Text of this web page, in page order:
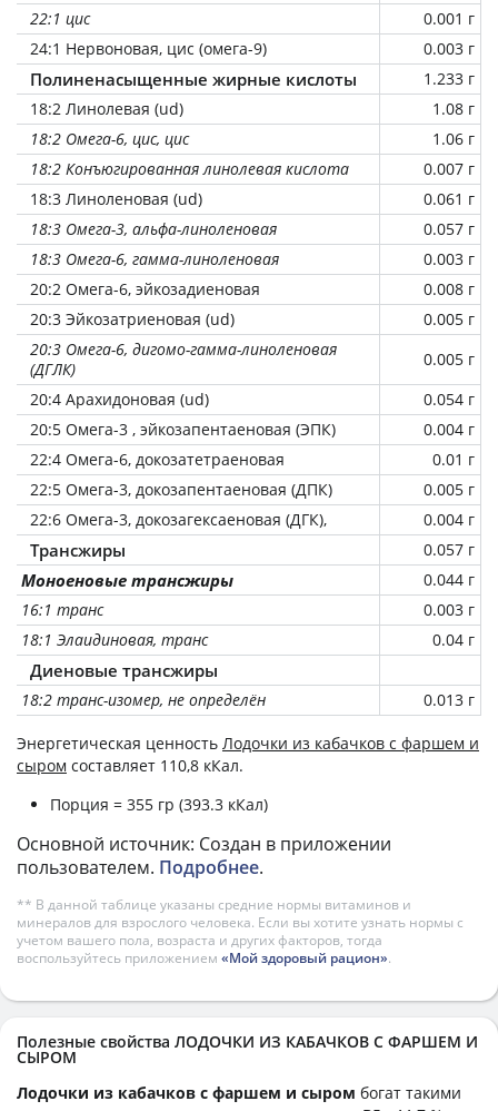
22:1 цис
0.001 г
24:1 Нервоновая, цис (омега-9)
0.003 г
Полиненасыщенные жирные кислоты
1.233 г
18:2 Линолевая (ud)
1.08 г
18:2 Омега-6, цис, цис
1.06 г
18:2 Конъюгированная линолевая кислота
0.007 г
18:3 Линоленовая (ud)
0.061 г
18:3 Омега-3, альфа-линоленовая
0.057 г
18:3 Омега-6, гамма-линоленовая
0.003 г
20:2 Омега-6, эйкозадиеновая
0.008 г
20:3 Эйкозатриеновая (ud)
0.005 г
20:3 Омега-6, дигомо-гамма-линоленовая
(ДГЛК)
0.005 г
20:4 Арахидоновая (ud)
0.054 г
20:5 Омега-3 , эйкозапентаеновая (ЭПК)
0.004 г
22:4 Омега-6, докозатетраеновая
0.01 г
22:5 Омега-3, докозапентаеновая (ДПК)
0.005 г
22:6 Омега-3, докозагексаеновая (ДГК),
0.004 г
Трансжиры 0.057 г
Моноеновые трансжиры
0.044 г
16:1 транс
0.003 г
18:1 Элаидиновая, транс
0.04 г
Диеновые трансжиры
18:2 транс-изомер, не определён 0.013 г
Энергетическая ценность Лодочки из кабачков с фаршем и
сыром составляет 110,8 кКал.
Порция = 355 гр (393.3 кКал)
Основной источник: Создан в приложении
пользователем. Подробнее.
** В данной таблице указаны средние нормы витаминов и
минералов для взрослого человека. Если вы хотите узнать нормы с
учетом вашего пола, возраста и других факторов, тогда
воспользуйтесь приложением «Мой здоровый рацион».
Полезные свойства ЛОДОЧКИ ИЗ КАБАЧКОВ С ФАРШЕМ И
СЫРОМ
Лодочки из кабачков с фаршем и сыром богат такими